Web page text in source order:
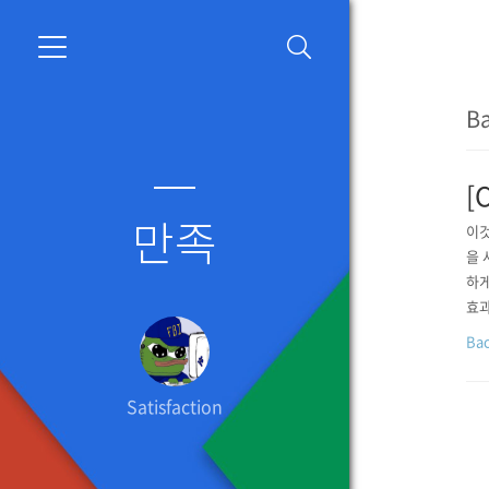
만족
Satisfaction
이
을
하
효
에